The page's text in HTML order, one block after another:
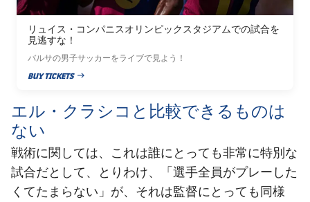
リュイス・コンパニスオリンピックスタジアムでの試合を
見逃すな！
バルサの男子サッカーをライブで見よう！
BUY TICKETS
PUBLISHED NEWS
エル・クラシコと比較できるものは
ない
戦術に関しては、これは誰にとっても非常に特別な
試合だとして、とりわけ、「選手全員がプレーした
くてたまらない」が、それは監督にとっても同様